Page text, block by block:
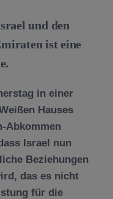
und den
ist eine
in einer
Hauses
Abkommen
Israel nun
Beziehungen
das es nicht
für die